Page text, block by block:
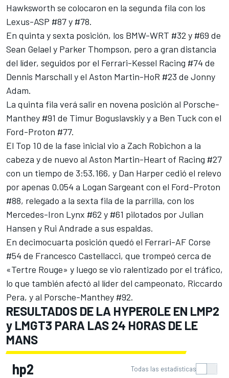
Hawksworth se colocaron en la segunda fila con los
Lexus-ASP #87 y #78.
En quinta y sexta posición, los BMW-WRT #32 y #69 de
Sean Gelael y Parker Thompson, pero a gran distancia
del líder, seguidos por el Ferrari-Kessel Racing #74 de
Dennis Marschall y el Aston Martin-HoR #23 de Jonny
Adam.
La quinta fila verá salir en novena posición al Porsche-
Manthey #91 de Timur Boguslavskiyy a Ben Tuckcon el
Ford-Proton #77.
El Top 10 de la fase inicial vio a Zach Robichon a la
cabeza y de nuevo al Aston Martin-Heart of Racing #27
con un tiempo de 3:53.166, y Dan Harper cedió el relevo
por apenas 0.054 a Logan Sargeant con el Ford-Proton
#88, relegado a la sexta fila de la parrilla, con los
Mercedes-Iron Lynx #62 y #61 pilotados por Julian
Hansen y Rui Andrade a sus espaldas.
En decimocuarta posición quedó el Ferrari-AF Corse
#54 de Francesco Castellacci, que trompeó cerca de
«Tertre Rouge» y luego se vio ralentizado por el tráfico,
lo que también afectó al líder del campeonato, Riccardo
Pera, y al Porsche-Manthey #92.
RESULTADOS DE LA HYPEROLE EN LMP2
y LMGT3 PARA LAS 24 HORAS DE LE
MANS
hp2 Todas las estadísticas